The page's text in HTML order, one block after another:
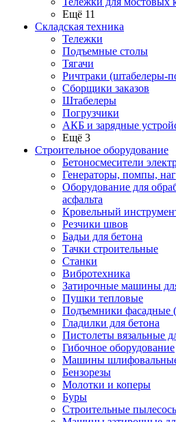
Ещё 11
Складская техника
Тележки
Подъемные столы
Тягачи
Ричтраки (штабелеры-
Сборщики заказов
Штабелеры
Погрузчики
АКБ и зарядные
Ещё 3
Строительное оборудование
Бетоносмесители
Генераторы, помпы,
Оборудование для
асфальта
Кровельный
Резчики швов
Бадьи для бетона
Тачки строительные
Станки
Вибротехника
Затирочные машины
Пушки тепловые
Подъемники фасадные
Гладилки для бетона
Пистолеты вязальные
Гибочное оборудование
Машины
Бензорезы
Молотки и коперы
Буры
Строительные